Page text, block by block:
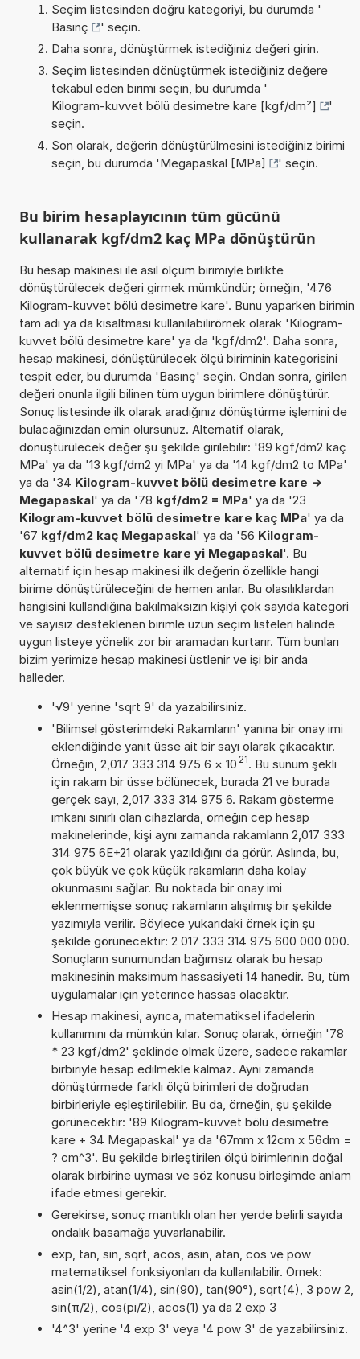
Seçim listesinden doğru kategoriyi, bu durumda '
Basınç
' seçin.
Daha sonra, dönüştürmek istediğiniz değeri girin.
Seçim listesinden dönüştürmek istediğiniz değere
tekabül eden birimi seçin, bu durumda '
Kilogram-kuvvet bölü desimetre kare [kgf/dm²]
'
seçin.
Son olarak, değerin dönüştürülmesini istediğiniz birimi
seçin, bu durumda 'Megapaskal [MPa] ' seçin.
Bu birim hesaplayıcının tüm gücünü
kullanarak kgf/dm2 kaç MPa dönüştürün
Bu hesap makinesi ile asıl ölçüm birimiyle birlikte
dönüştürülecek değeri girmek mümkündür; örneğin, '476
Kilogram-kuvvet bölü desimetre kare'. Bunu yaparken birimin
tam adı ya da kısaltması kullanılabilirörnek olarak 'Kilogram-
kuvvet bölü desimetre kare' ya da 'kgf/dm2'. Daha sonra,
hesap makinesi, dönüştürülecek ölçü biriminin kategorisini
tespit eder, bu durumda 'Basınç' seçin. Ondan sonra, girilen
değeri onunla ilgili bilinen tüm uygun birimlere dönüştürür.
Sonuç listesinde ilk olarak aradığınız dönüştürme işlemini de
bulacağınızdan emin olursunuz. Alternatif olarak,
dönüştürülecek değer şu şekilde girilebilir: '89 kgf/dm2 kaç
MPa' ya da '13 kgf/dm2 yi MPa' ya da '14 kgf/dm2 to MPa'
ya da '34 Kilogram-kuvvet bölü desimetre kare ->
Megapaskal' ya da '78 kgf/dm2 = MPa' ya da '23
Kilogram-kuvvet bölü desimetre kare kaç MPa' ya da
'67 kgf/dm2 kaç Megapaskal' ya da '56 Kilogram-
kuvvet bölü desimetre kare yi Megapaskal'. Bu
alternatif için hesap makinesi ilk değerin özellikle hangi
birime dönüştürüleceğini de hemen anlar. Bu olasılıklardan
hangisini kullandığına bakılmaksızın kişiyi çok sayıda kategori
ve sayısız desteklenen birimle uzun seçim listeleri halinde
uygun listeye yönelik zor bir aramadan kurtarır. Tüm bunları
bizim yerimize hesap makinesi üstlenir ve işi bir anda
halleder.
'√9' yerine 'sqrt 9' da yazabilirsiniz.
'Bilimsel gösterimdeki Rakamların' yanına bir onay imi
eklendiğinde yanıt üsse ait bir sayı olarak çıkacaktır.
Örneğin, 2,017 333 314 975 6 × 10 21. Bu sunum şekli
için rakam bir üsse bölünecek, burada 21 ve burada
gerçek sayı, 2,017 333 314 975 6. Rakam gösterme
imkanı sınırlı olan cihazlarda, örneğin cep hesap
makinelerinde, kişi aynı zamanda rakamların 2,017 333
314 975 6E+21 olarak yazıldığını da görür. Aslında, bu,
çok büyük ve çok küçük rakamların daha kolay
okunmasını sağlar. Bu noktada bir onay imi
eklenmemişse sonuç rakamların alışılmış bir şekilde
yazımıyla verilir. Böylece yukarıdaki örnek için şu
şekilde görünecektir: 2 017 333 314 975 600 000 000.
Sonuçların sunumundan bağımsız olarak bu hesap
makinesinin maksimum hassasiyeti 14 hanedir. Bu, tüm
uygulamalar için yeterince hassas olacaktır.
Hesap makinesi, ayrıca, matematiksel ifadelerin
kullanımını da mümkün kılar. Sonuç olarak, örneğin '78
* 23 kgf/dm2' şeklinde olmak üzere, sadece rakamlar
birbiriyle hesap edilmekle kalmaz. Aynı zamanda
dönüştürmede farklı ölçü birimleri de doğrudan
birbirleriyle eşleştirilebilir. Bu da, örneğin, şu şekilde
görünecektir: '89 Kilogram-kuvvet bölü desimetre
kare + 34 Megapaskal' ya da '67mm x 12cm x 56dm =
? cm^3'. Bu şekilde birleştirilen ölçü birimlerinin doğal
olarak birbirine uyması ve söz konusu birleşimde anlam
ifade etmesi gerekir.
Gerekirse, sonuç mantıklı olan her yerde belirli sayıda
ondalık basamağa yuvarlanabilir.
exp, tan, sin, sqrt, acos, asin, atan, cos ve pow
matematiksel fonksiyonları da kullanılabilir. Örnek:
asin(1/2), atan(1/4), sin(90), tan(90°), sqrt(4), 3 pow 2,
sin(π/2), cos(pi/2), acos(1) ya da 2 exp 3
'4^3' yerine '4 exp 3' veya '4 pow 3' de yazabilirsiniz.